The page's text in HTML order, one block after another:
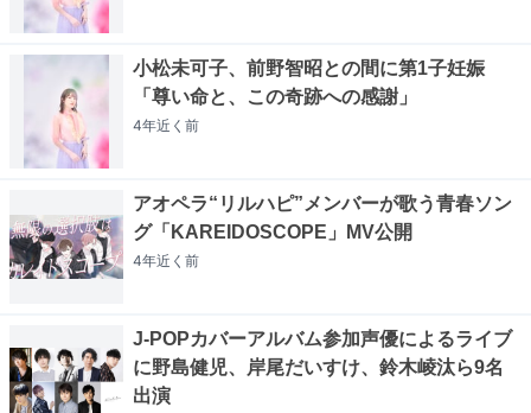
小松未可子、前野智昭との間に第1子妊娠
「尊い命と、この奇跡への感謝」
4年近く 前
アオペラ“リルハピ”メンバーが歌う青春ソン
グ「KAREIDOSCOPE」MV公開
4年近く 前
J-POPカバーアルバム参加声優によるライブ
に野島健児、岸尾だいすけ、鈴木崚汰ら9名
出演